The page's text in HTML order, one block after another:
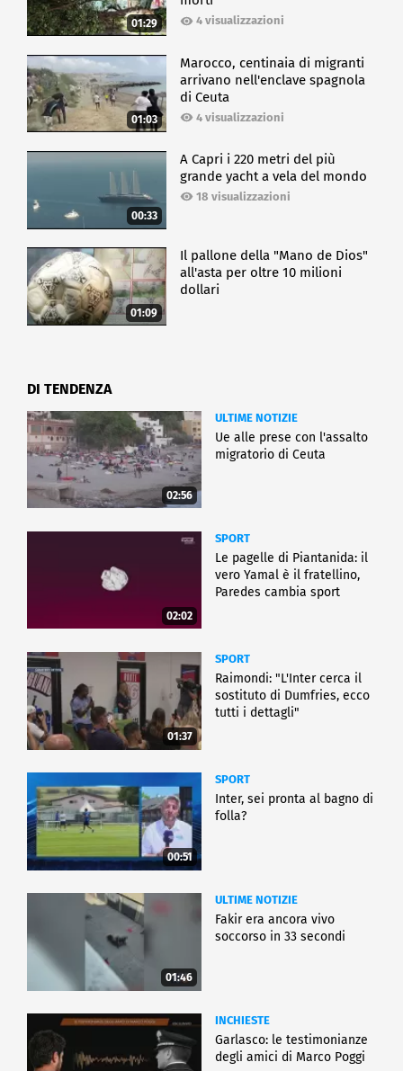
01:29 4 visualizzazioni
01:03
Marocco, centinaia di migranti
arrivano nell'enclave spagnola
di Ceuta
4 visualizzazioni
00:33
A Capri i 220 metri del più
grande yacht a vela del mondo
18 visualizzazioni
01:09
Il pallone della "Mano de Dios"
all'asta per oltre 10 milioni
dollari
DI TENDENZA
02:56
ULTIME NOTIZIE
Ue alle prese con l'assalto
migratorio di Ceuta
02:02
SPORT
Le pagelle di Piantanida: il
vero Yamal è il fratellino,
Paredes cambia sport
01:37
SPORT
Raimondi: "L'Inter cerca il
sostituto di Dumfries, ecco
tutti i dettagli"
00:51
SPORT
Inter, sei pronta al bagno di
folla?
01:46
ULTIME NOTIZIE
Fakir era ancora vivo
soccorso in 33 secondi
INCHIESTE
Garlasco: le testimonianze
degli amici di Marco Poggi